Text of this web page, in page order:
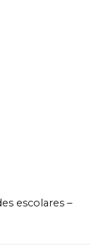
escolares –